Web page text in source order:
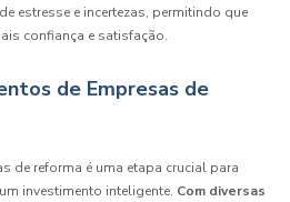
estresse e incertezas, permitindo que
confiança e satisfação.
de Empresas de
de reforma é uma etapa crucial para
investimento inteligente. Com diversas